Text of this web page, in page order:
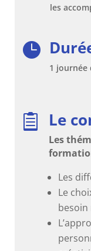
les

1 journée
 Le
Les
Les
Le
besoin